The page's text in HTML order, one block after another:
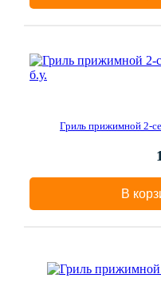
Гриль прижимной 2-
В